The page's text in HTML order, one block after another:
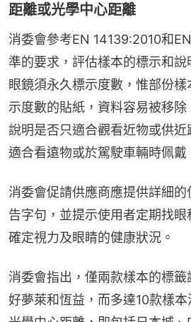
距離或光學中心距離
消委會參考EN 14139:2010和
準的要求，評估樣本的標示和說
眼鏡須永久標示度數，惟部份
示度數的貼紙，資料容易被移
說明是否只適合觀看近物或供
適合看遠物或於駕駛車輛時佩戴
消委會促請供應商應提供詳細
告字句，並提示使用者定期找
確定視力及眼睛的健康狀況。
消委會指出，僅兩款樣本的標
好夢萊和恆益，而多達10款樣